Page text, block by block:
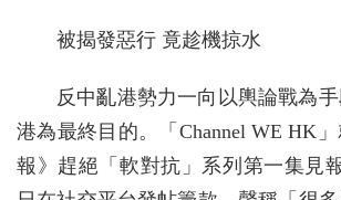
被揭發惡行 竟趁機掠水
反中亂港勢力一向以輿論戰為
港為最終目的。「Channel WE HK
報》趕絕「軟對抗」系列第一集見